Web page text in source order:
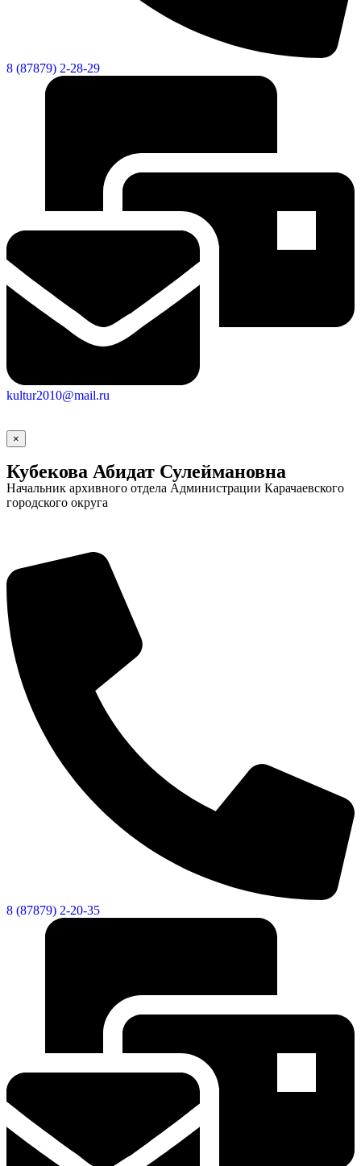
Новости
Газета "Минги Тау"
Веб
8 (87879) 2-28-29
kultur2010@mail.ru
×
Кубекова Абидат Сулеймановна
Начальник архивного отдела Администрации Карачаевского
городского округа
8 (87879) 2-20-35